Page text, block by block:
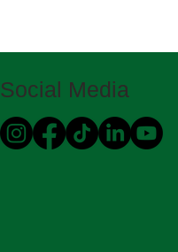
Social Media